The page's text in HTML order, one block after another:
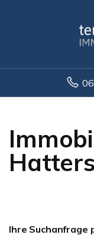
Ihre Suchanfrage